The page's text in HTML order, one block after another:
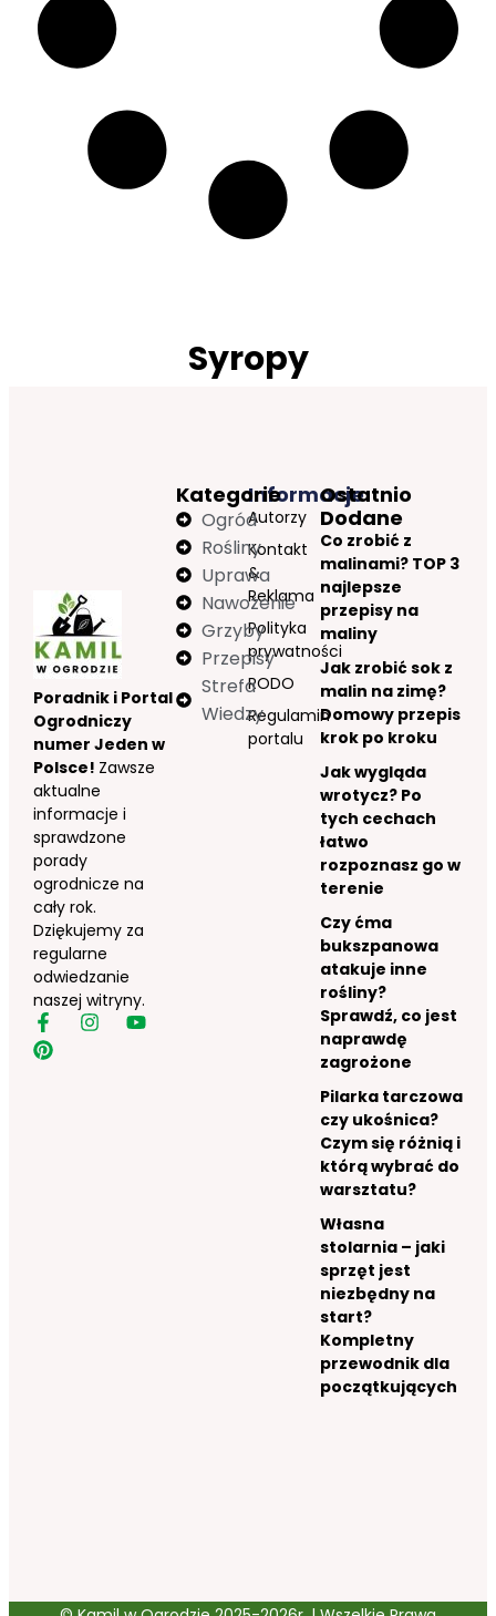
Syropy
Poradnik i Portal
Ogrodniczy
numer Jeden w
Polsce! Zawsze
aktualne
informacje i
sprawdzone
porady
ogrodnicze na
cały rok.
Dziękujemy za
regularne
odwiedzanie
naszej witryny.
Informacje
Autorzy
Kontakt
&
Reklama
Polityka
prywatności
RODO
Regulamin
portalu
Kategorie
Ogród
Rośliny
Uprawa
Nawożenie
Grzyby
Przepisy
Strefa
Wiedzy
Ostatnio
Dodane
Co zrobić z
malinami? TOP 3
najlepsze
przepisy na
maliny
Jak zrobić sok z
malin na zimę?
Domowy przepis
krok po kroku
Jak wygląda
wrotycz? Po
tych cechach
łatwo
rozpoznasz go w
terenie
Czy ćma
bukszpanowa
atakuje inne
rośliny?
Sprawdź, co jest
naprawdę
zagrożone
Pilarka tarczowa
czy ukośnica?
Czym się różnią i
którą wybrać do
warsztatu?
Własna
stolarnia – jaki
sprzęt jest
niezbędny na
start?
Kompletny
przewodnik dla
początkujących